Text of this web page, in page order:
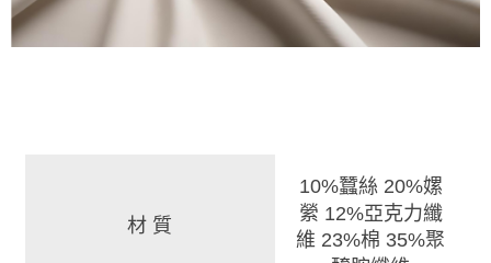
材 質
10%蠶絲 20%嫘
縈 12%亞克力纖
維 23%棉 35%聚